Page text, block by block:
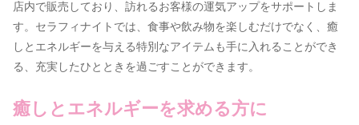
店内で販売しており、訪れるお客様の運気アップをサポートしま
す。セラフィナイトでは、食事や飲み物を楽しむだけでなく、癒
しとエネルギーを与える特別なアイテムも手に入れることができ
る、充実したひとときを過ごすことができます。
癒しとエネルギーを求める方に